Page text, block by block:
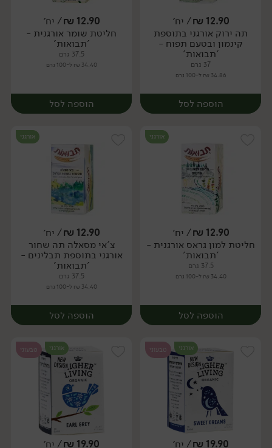
יח׳ יח׳
12.90
₪/ יח׳
תה ירוק אורגני בתוספת
קינמון ובטעם תפוח -
'תבואות'
37 גרם
34.86 ₪ ל-100 גרם
הוספה לסל
יח׳
12.90
₪/ יח׳
חליטת שומר אורגנית -
'תבואות'
37.5 גרם
34.40 ₪ ל-100 גרם
הוספה לסל
יח׳
אורגני
12.90
₪/ יח׳
חליטת למון גראס אורגנית -
'תבואות'
37.5 גרם
34.40 ₪ ל-100 גרם
הוספה לסל
אורגני
12.90
₪/ יח׳
צ'אי מסאלה תה שחור
אורגני בתוספת תבלינים -
'תבואות'
37.5 גרם
34.40 ₪ ל-100 גרם
הוספה לסל
אורגני טבעוני
19.90
₪/ יח׳
אורגני טבעוני
19.90
₪/ יח׳